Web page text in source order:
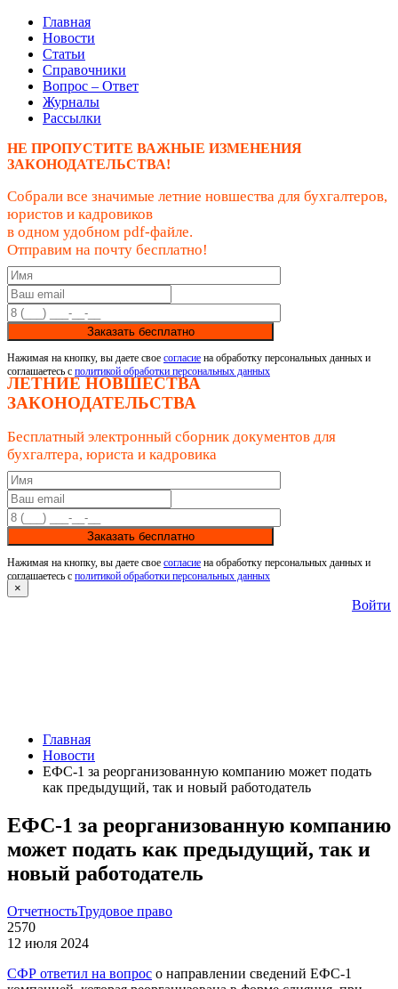
Главная
Новости
Статьи
Справочники
Вопрос – Ответ
Журналы
Рассылки
НЕ ПРОПУСТИТЕ ВАЖНЫЕ ИЗМЕНЕНИЯ
ЗАКОНОДАТЕЛЬСТВА!
Собрали все значимые летние новшества для бухгалтеров,
юристов и кадровиков
в одном удобном pdf-файле.
Отправим на почту бесплатно!
Заказать бесплатно
Нажимая на кнопку, вы даете свое согласие на обработку персональных данных и
соглашаетесь с политикой обработки персональных данных
ЛЕТНИЕ НОВШЕСТВА
ЗАКОНОДАТЕЛЬСТВА
Бесплатный электронный сборник документов для
бухгалтера, юриста и кадровика
Заказать бесплатно
Нажимая на кнопку, вы даете свое согласие на обработку персональных данных и
соглашаетесь с политикой обработки персональных данных
×
Войти
Главная
Новости
ЕФС-1 за реорганизованную компанию может подать
как предыдущий, так и новый работодатель
ЕФС-1 за реорганизованную компанию
может подать как предыдущий, так и
новый работодатель
ОтчетностьТрудовое право
2570
12 июля 2024
СФР ответил на вопрос о направлении сведений ЕФС-1